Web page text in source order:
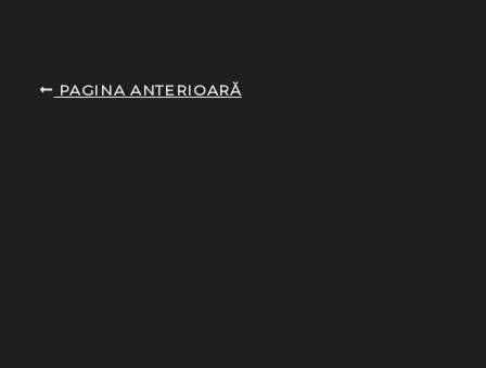
PAGINA ANTERIOARĂ